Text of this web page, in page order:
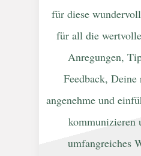
für diese
für all die
Anregungen,
Feedback, Deine
angenehme und
kommunizieren
umfangreiches